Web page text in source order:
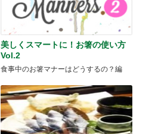
美しくスマートに！お箸の使い方
Vol.2
食事中のお箸マナーはどうするの？編